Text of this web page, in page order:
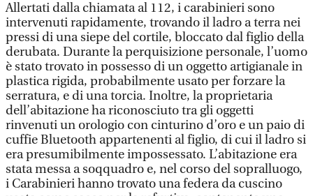
Allertati dalla chiamata al 112, i carabinieri sono
intervenuti rapidamente, trovando il ladro a terra nei
pressi di una siepe del cortile, bloccato dal figlio della
derubata. Durante la perquisizione personale, l’uomo
è stato trovato in possesso di un oggetto artigianale in
plastica rigida, probabilmente usato per forzare la
serratura, e di una torcia. Inoltre, la proprietaria
dell’abitazione ha riconosciuto tra gli oggetti
rinvenuti un orologio con cinturino d’oro e un paio di
cuffie Bluetooth appartenenti al figlio, di cui il ladro si
era presumibilmente impossessato. L’abitazione era
stata messa a soqquadro e, nel corso del sopralluogo,
i Carabinieri hanno trovato una federa da cuscino